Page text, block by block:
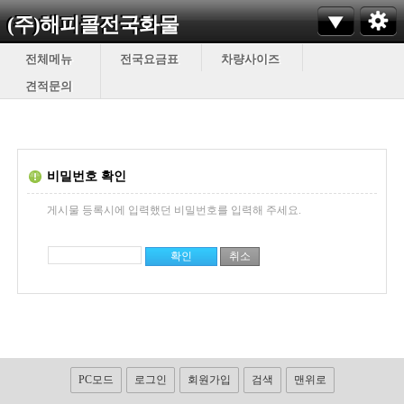
(주)해피콜전국화물
전체메뉴 전국요금표
차량사이즈
견적문의
비밀번호 확인
게시물 등록시에 입력했던 비밀번호를 입력해 주세요.
PC모드 로그인 회원가입 검색 맨위로